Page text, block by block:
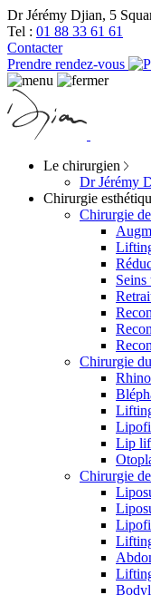
Dr Jérémy Djian, 5
Tel : 01 88 33 61 61
Contacter
Prendre rendez-vous
Le chirurgien
Dr Jérémy
Chirurgie
Chirurgie
Seins
Chirurgie
Lip
Chirurgie